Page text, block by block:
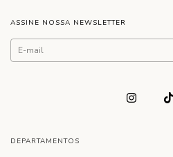
ASSINE NOSSA NEWSLETTER
DEPARTAMENTOS